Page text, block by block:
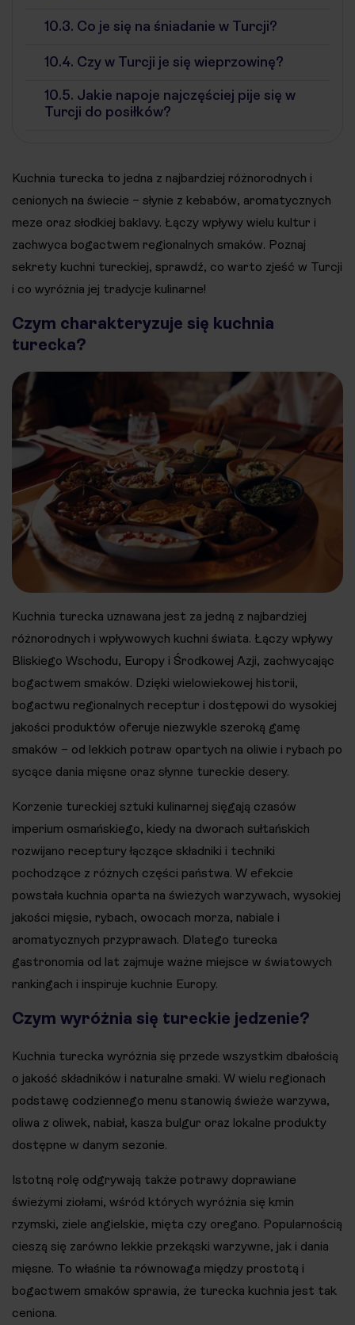
10.3. Co je się na śniadanie w Turcji?
10.4. Czy w Turcji je się wieprzowinę?
10.5. Jakie napoje najczęściej pije się w
Turcji do posiłków?
Kuchnia turecka to jedna z najbardziej różnorodnych i
cenionych na świecie – słynie z kebabów, aromatycznych
meze oraz słodkiej baklavy. Łączy wpływy wielu kultur i
zachwyca bogactwem regionalnych smaków. Poznaj
sekrety kuchni tureckiej, sprawdź, co warto zjeść w Turcji
i co wyróżnia jej tradycje kulinarne!
Czym charakteryzuje się kuchnia
turecka?
Kuchnia turecka uznawana jest za jedną z najbardziej
różnorodnych i wpływowych kuchni świata. Łączy wpływy
Bliskiego Wschodu, Europy i Środkowej Azji, zachwycając
bogactwem smaków. Dzięki wielowiekowej historii,
bogactwu regionalnych receptur i dostępowi do wysokiej
jakości produktów oferuje niezwykle szeroką gamę
smaków – od lekkich potraw opartych na oliwie i rybach po
sycące dania mięsne oraz słynne tureckie desery.
Korzenie tureckiej sztuki kulinarnej sięgają czasów
imperium osmańskiego, kiedy na dworach sułtańskich
rozwijano receptury łączące składniki i techniki
pochodzące z różnych części państwa. W efekcie
powstała kuchnia oparta na świeżych warzywach, wysokiej
jakości mięsie, rybach, owocach morza, nabiale i
aromatycznych przyprawach. Dlatego turecka
gastronomia od lat zajmuje ważne miejsce w światowych
rankingach i inspiruje kuchnie Europy.
Czym wyróżnia się tureckie jedzenie?
Kuchnia turecka wyróżnia się przede wszystkim dbałością
o jakość składników i naturalne smaki. W wielu regionach
podstawę codziennego menu stanowią świeże warzywa,
oliwa z oliwek, nabiał, kasza bulgur oraz lokalne produkty
dostępne w danym sezonie.
Istotną rolę odgrywają także potrawy doprawiane
świeżymi ziołami, wśród których wyróżnia się kmin
rzymski, ziele angielskie, mięta czy oregano. Popularnością
cieszą się zarówno lekkie przekąski warzywne, jak i dania
mięsne. To właśnie ta równowaga między prostotą i
bogactwem smaków sprawia, że turecka kuchnia jest tak
ceniona.